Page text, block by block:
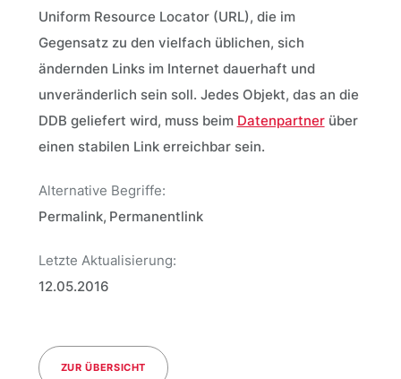
Uniform Resource Locator (URL), die im
Gegensatz zu den vielfach üblichen, sich
ändernden Links im Internet dauerhaft und
unveränderlich sein soll. Jedes Objekt, das an die
DDB geliefert wird, muss beim Datenpartnerüber
einen stabilen Link erreichbar sein.
Alternative Begriffe:
Permalink Permanentlink
Letzte Aktualisierung:
12.05.2016
ZUR ÜBERSICHT